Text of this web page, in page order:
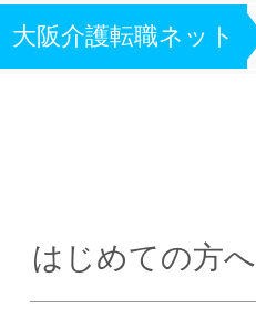
大阪介護転職ネット
はじめての方へ